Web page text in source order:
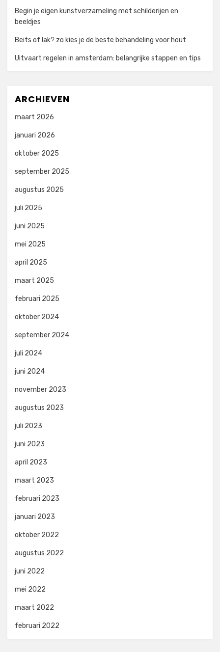
Begin je eigen kunstverzameling met schilderijen en
beeldjes
Beits of lak? zo kies je de beste behandeling voor hout
Uitvaart regelen in amsterdam: belangrijke stappen en tips
ARCHIEVEN
maart 2026
januari 2026
oktober 2025
september 2025
augustus 2025
juli 2025
juni 2025
mei 2025
april 2025
maart 2025
februari 2025
oktober 2024
september 2024
juli 2024
juni 2024
november 2023
augustus 2023
juli 2023
juni 2023
april 2023
maart 2023
februari 2023
januari 2023
oktober 2022
augustus 2022
juni 2022
mei 2022
maart 2022
februari 2022